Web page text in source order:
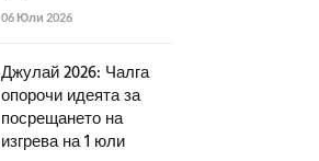
06 Юли 2026
Джулай 2026: Чалга
опорочи идеята за
посрещането на
изгрева на 1 юли